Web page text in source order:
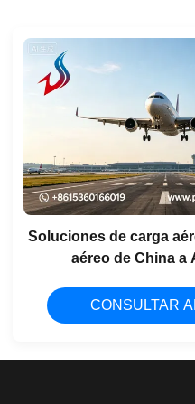
Soluciones de carga
aéreo de China a
CONSULTAR